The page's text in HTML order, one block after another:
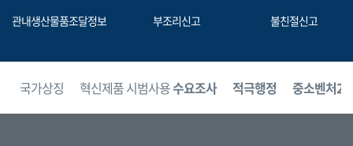
관내생산물품조달정보 부조리신고 불친절신고
국가상징 혁신제품 시범사용수요조사 적극행정 중소벤처24